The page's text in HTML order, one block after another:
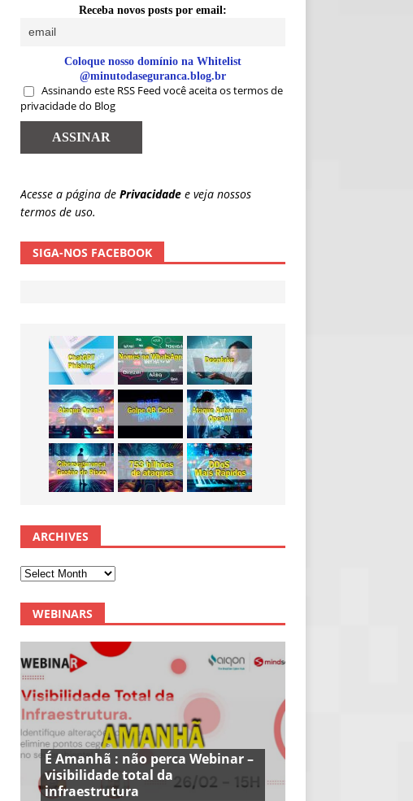
Receba novos posts por email:
Coloque nosso domínio na Whitelist
@minutodaseguranca.blog.br
Assinando este RSS Feed você aceita os termos de
privacidade do Blog
Acesse a página de Privacidade e veja nossos
termos de uso.
SIGA-NOS FACEBOOK
ARCHIVES
WEBINARS
É Amanhã : não perca Webinar –
visibilidade total da
infraestrutura